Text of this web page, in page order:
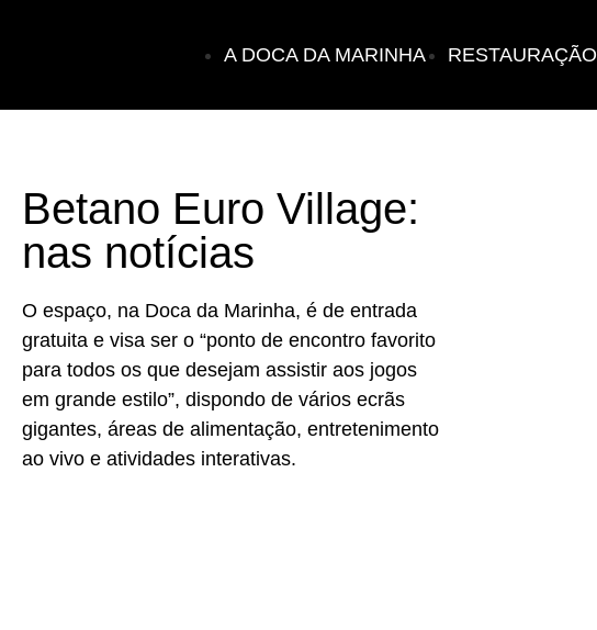
A DOCA DA MARINHA RESTAURAÇÃO
Betano Euro Village:
nas notícias
O espaço, na Doca da Marinha, é de entrada
gratuita e visa ser o “ponto de encontro favorito
para todos os que desejam assistir aos jogos
em grande estilo”, dispondo de vários ecrãs
gigantes, áreas de alimentação, entretenimento
ao vivo e atividades interativas.